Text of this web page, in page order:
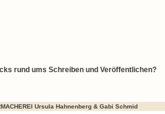
rund ums Schreiben und Veröffentlichen?
Ursula Hahnenberg & Gabi Schmid